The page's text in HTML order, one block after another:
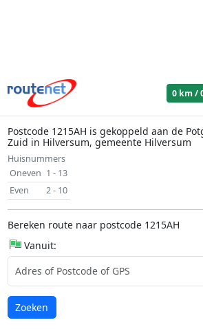
0 km /
Postcode 1215AH is gekoppeld aan de
Zuid in Hilversum, gemeente Hilversum
Huisnummers
Oneven 1 - 13
Even
2 - 10
Bereken route naar postcode 1215AH
Vanuit:
Laden...
Zoeken